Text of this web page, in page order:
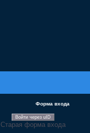
Форма входа
Войти через uID
Старая форма входа